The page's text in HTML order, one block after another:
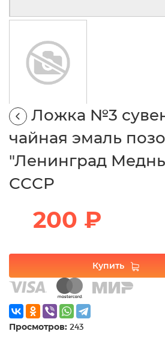
Ложка №3
чайная эмаль
"Ленинград
СССР
200 ₽
Купить
Просмотров: 243